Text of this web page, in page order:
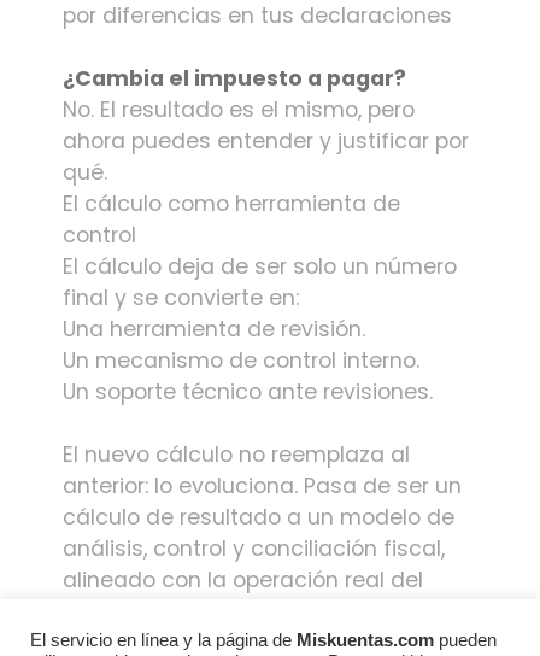
por diferencias en tus declaraciones
¿Cambia el impuesto a pagar?
No. El resultado es el mismo, pero
ahora puedes entender y justificar por
qué.
El cálculo como herramienta de
control
El cálculo deja de ser solo un número
final y se convierte en:
Una herramienta de revisión.
Un mecanismo de control interno.
Un soporte técnico ante revisiones.
El nuevo cálculo no reemplaza al
anterior: lo evoluciona. Pasa de ser un
cálculo de resultado a un modelo de
análisis, control y conciliación fiscal,
alineado con la operación real del
SAT interpreta la información.
El servicio en línea y la página de Miskuentas.com pueden